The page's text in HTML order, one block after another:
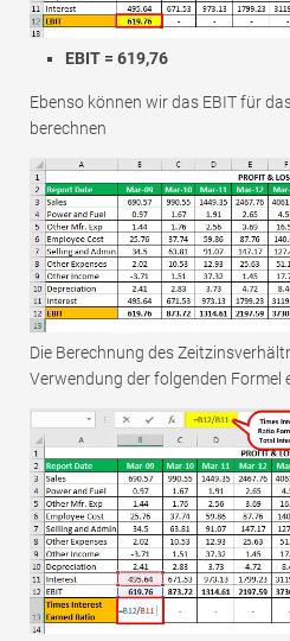
EBIT = 619,76
Ebenso können wir das EBIT für
berechnen
Die Berechnung des
Verwendung der folgenden Formel